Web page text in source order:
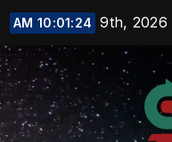
10:01:25 AM